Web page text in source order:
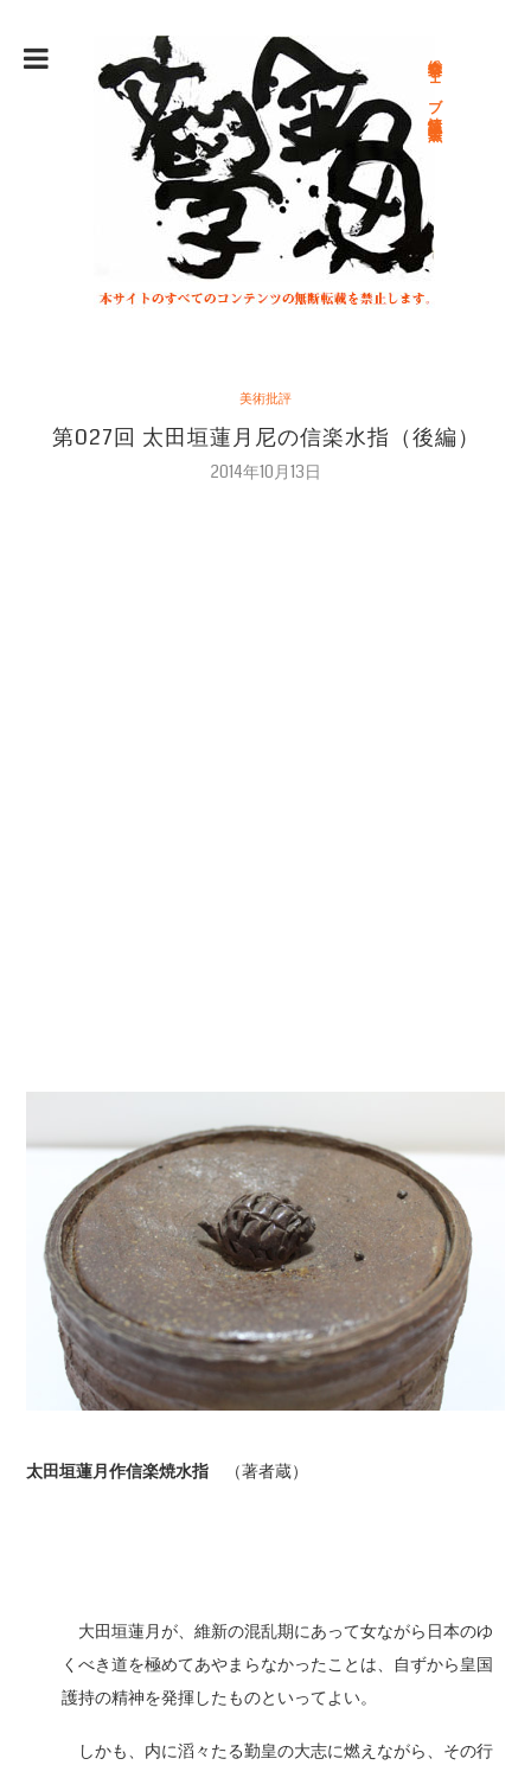
総合文学ウェブ情報誌 文学金魚
美術批評
第027回 太田垣蓮月尼の信楽水指（後編）
2014年10月13日
太田垣蓮月作信楽焼水指 （著者蔵）
大田垣蓮月が、維新の混乱期にあって女ながら日本のゆ
くべき道を極めてあやまらなかったことは、自ずから皇国
護持の精神を発揮したものといってよい。
しかも、内に滔々たる勤皇の大志に燃えながら、その行